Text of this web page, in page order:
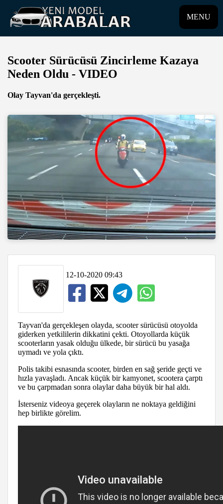
MENU
Scooter Sürücüsü Zincirleme Kazaya
Neden Oldu - VIDEO
Olay Tayvan'da gerçekleşti.
12-10-2020 09:43
Tayvan'da gerçekleşen olayda, scooter sürücüsü otoyolda
giderken yetkililerin dikkatini çekti. Otoyollarda küçük
scooterların yasak olduğu ülkede, bir sürücü bu yasağa
uymadı ve yola çıktı.
Polis takibi esnasında scooter, birden en sağ şeride geçti ve
hızla yavaşladı. Ancak küçük bir kamyonet, scootera çarptı
ve bu çarpmadan sonra olaylar daha büyük bir hal aldı.
İsterseniz videoya geçerek olayların ne noktaya geldiğini
hep birlikte görelim.